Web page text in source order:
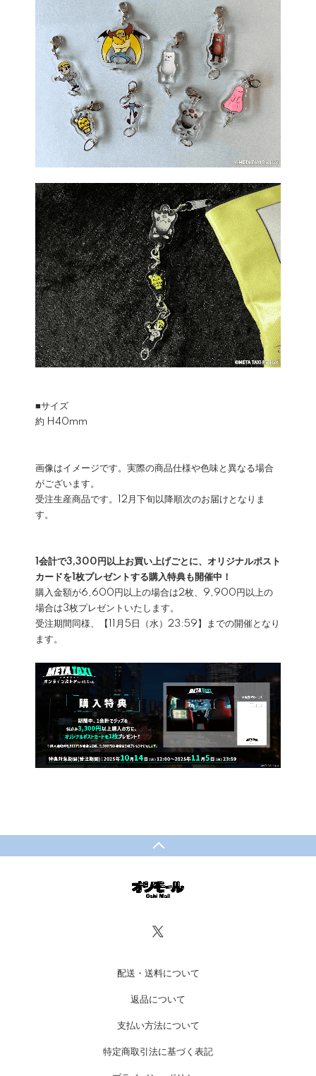
■サイズ
約 H40mm
画像はイメージです。実際の商品仕様や色味と異なる場合
がございます。
受注生産商品です。12月下旬以降順次のお届けとなりま
す。
1会計で3,300円以上お買い上げごとに、オリジナルポスト
カードを1枚プレゼントする購入特典も開催中！
購入金額が6,600円以上の場合は2枚、9,900円以上の
場合は3枚プレゼントいたします。
受注期間同様、【11月5日（水）23:59】までの開催となり
ます。
配送・送料について
返品について
支払い方法について
特定商取引法に基づく表記